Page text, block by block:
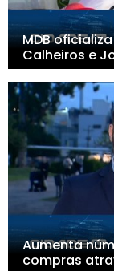
MDB
Calheiros e
Aumenta
compras